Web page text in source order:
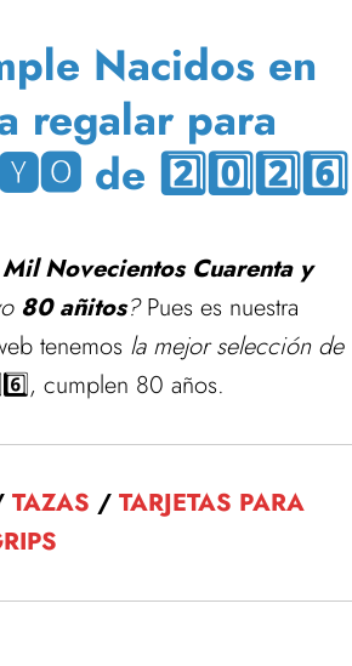
Nacidos en
regalar para
de 2️⃣0️⃣2️⃣6️⃣
Novecientos Cuarenta y
80 añitos?Pues es nuestra
tenemos la mejor selección de
cumplen 80 años.
TAZAS / TARJETAS PARA